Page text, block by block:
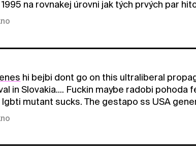
na rovnakej úrovni jak tých prvých par
hi bejbi dont go on this ultraliberal
in Slovakia.... Fuckin maybe radobi
mutant sucks. The gestapo ss USA